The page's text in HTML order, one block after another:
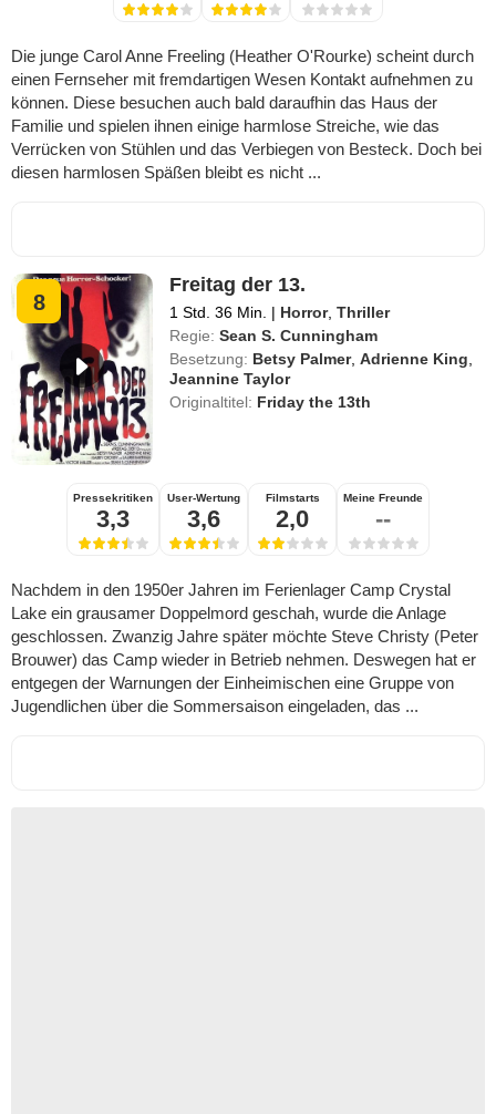
Die junge Carol Anne Freeling (Heather O'Rourke) scheint durch
einen Fernseher mit fremdartigen Wesen Kontakt aufnehmen zu
können. Diese besuchen auch bald daraufhin das Haus der
Familie und spielen ihnen einige harmlose Streiche, wie das
Verrücken von Stühlen und das Verbiegen von Besteck. Doch bei
diesen harmlosen Späßen bleibt es nicht ...
8
Freitag der 13.
1 Std. 36 Min. | Horror,Thriller
Regie: Sean S. Cunningham
Besetzung: Betsy Palmer,Adrienne King
Jeannine Taylor
Originaltitel: Friday the 13th
Pressekritiken
3,3
User-Wertung
3,6
Filmstarts
2,0
Meine Freunde
--
Nachdem in den 1950er Jahren im Ferienlager Camp Crystal
Lake ein grausamer Doppelmord geschah, wurde die Anlage
geschlossen. Zwanzig Jahre später möchte Steve Christy (Peter
Brouwer) das Camp wieder in Betrieb nehmen. Deswegen hat er
entgegen der Warnungen der Einheimischen eine Gruppe von
Jugendlichen über die Sommersaison eingeladen, das ...